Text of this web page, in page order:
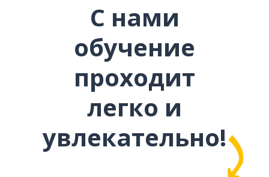
С нами
обучение
проходит
легко и
увлекательно!